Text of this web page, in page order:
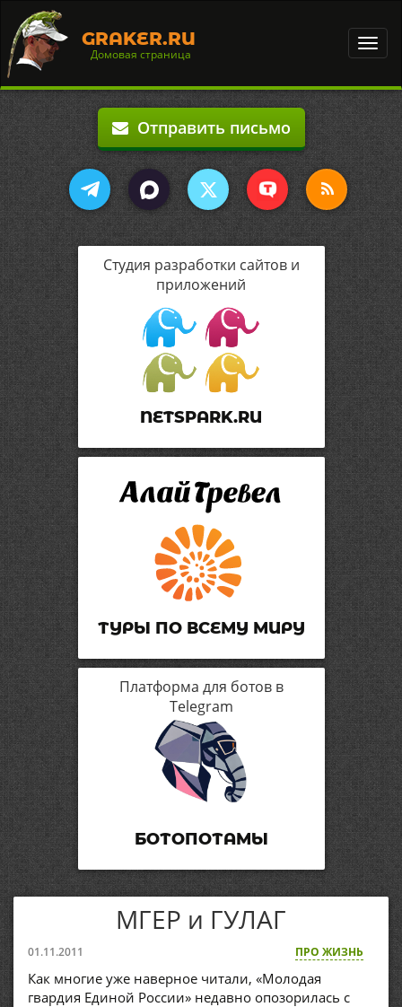
GRAKER.RU
Домовая страница
Отправить письмо
Студия разработки сайтов и
приложений
NETSPARK.RU
ТУРЫ ПО ВСЕМУ МИРУ
Платформа для ботов в
Telegram
БОТОПОТАМЫ
МГЕР и ГУЛАГ
01.11.2011 ПРО ЖИЗНЬ
Как многие уже наверное читали, «Молодая
гвардия Единой России» недавно опозорилась с